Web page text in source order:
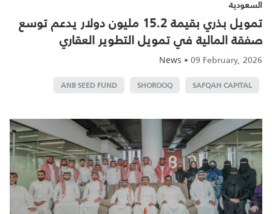
السعودية
تمويل بذري بقيمة 15.2 مليون دولار يدعم توسع
صفقة المالية في تمويل التطوير العقاري
News •09 February, 2026
SAFQAH CAPITAL
SHOROOQ
ANB SEED FUND